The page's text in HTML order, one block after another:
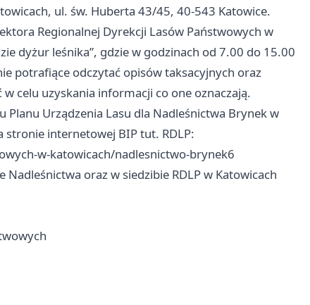
ul. św. Huberta 43/45, 40-543 Katowice.
Regionalnej Dyrekcji Lasów Państwowych w
dyżur leśnika”, gdzie w godzinach od 7.00 do 15.00
potrafiące odczytać opisów taksacyjnych oraz
celu uzyskania informacji co one oznaczają.
Urządzenia Lasu dla Nadleśnictwa Brynek w
internetowej BIP tut. RDLP:
w-katowicach/nadlesnictwo-brynek6
oraz w siedzibie RDLP w Katowicach